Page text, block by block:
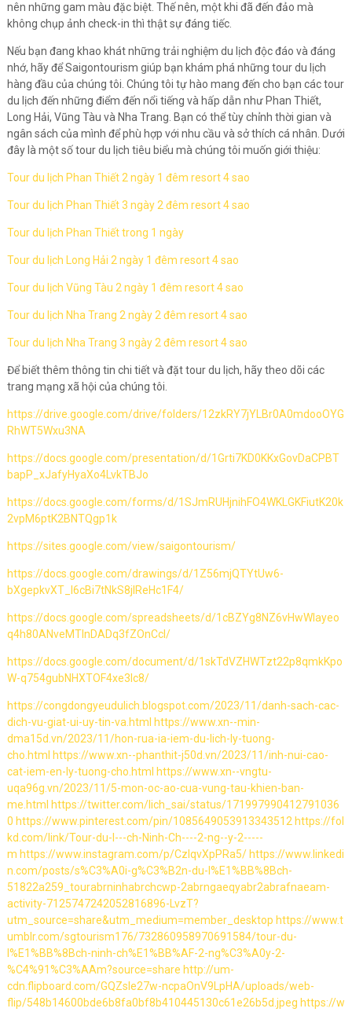
nên những gam màu đặc biệt. Thế nên, một khi đã đến đảo mà
không chụp ảnh check-in thì thật sự đáng tiếc.
Nếu bạn đang khao khát những trải nghiệm du lịch độc đáo và đáng
nhớ, hãy để Saigontourism giúp bạn khám phá những tour du lịch
hàng đầu của chúng tôi. Chúng tôi tự hào mang đến cho bạn các tour
du lịch đến những điểm đến nổi tiếng và hấp dẫn như Phan Thiết,
Long Hải, Vũng Tàu và Nha Trang. Bạn có thể tùy chỉnh thời gian và
ngân sách của mình để phù hợp với nhu cầu và sở thích cá nhân. Dưới
đây là một số tour du lịch tiêu biểu mà chúng tôi muốn giới thiệu:
Tour du lịch Phan Thiết 2 ngày 1 đêm resort 4 sao
Tour du lịch Phan Thiết 3 ngày 2 đêm resort 4 sao
Tour du lịch Phan Thiết trong 1 ngày
Tour du lịch Long Hải 2 ngày 1 đêm resort 4 sao
Tour du lịch Vũng Tàu 2 ngày 1 đêm resort 4 sao
Tour du lịch Nha Trang 2 ngày 2 đêm resort 4 sao
Tour du lịch Nha Trang 3 ngày 2 đêm resort 4 sao
Để biết thêm thông tin chi tiết và đặt tour du lịch, hãy theo dõi các
trang mạng xã hội của chúng tôi.
https://drive.google.com/drive/folders/12zkRY7jYLBr0A0mdooOYG
RhWT5Wxu3NA
https://docs.google.com/presentation/d/1Grti7KD0KKxGovDaCPBT
bapP_xJafyHyaXo4LvkTBJo
https://docs.google.com/forms/d/1SJmRUHjnihFO4WKLGKFiutK20k
2vpM6ptK2BNTQgp1k
https://sites.google.com/view/saigontourism/
https://docs.google.com/drawings/d/1Z56mjQTYtUw6-
bXgepkvXT_l6cBi7tNkS8jIReHc1F4/
https://docs.google.com/spreadsheets/d/1cBZYg8NZ6vHwWIayeo
q4h80ANveMTInDADq3fZOnCcI/
https://docs.google.com/document/d/1skTdVZHWTzt22p8qmkKpo
W-q754gubNHXTOF4xe3Ic8/
https://congdongyeudulich.blogspot.com/2023/11/danh-sach-cac-
dich-vu-giat-ui-uy-tin-va.html https://www.xn--min-
dma15d.vn/2023/11/hon-rua-ia-iem-du-lich-ly-tuong-
cho.html https://www.xn--phanthit-j50d.vn/2023/11/inh-nui-cao-
cat-iem-en-ly-tuong-cho.html https://www.xn--vngtu-
uqa96g.vn/2023/11/5-mon-oc-ao-cua-vung-tau-khien-ban-
me.html https://twitter.com/lich_sai/status/171997990412791036
0 https://www.pinterest.com/pin/1085649053913343512 https://fol
kd.com/link/Tour-du-l---ch-Ninh-Ch----2-ng--y-2-----
m https://www.instagram.com/p/CzIqvXpPRa5/ https://www.linkedi
n.com/posts/s%C3%A0i-g%C3%B2n-du-l%E1%BB%8Bch-
51822a259_tourabrninhabrchcwp-2abrngaeqyabr2abrafnaeam-
activity-7125747242052816896-LvzT?
utm_source=share&utm_medium=member_desktop https://www.t
umblr.com/sgtourism176/732860958970691584/tour-du-
l%E1%BB%8Bch-ninh-ch%E1%BB%AF-2-ng%C3%A0y-2-
%C4%91%C3%AAm?source=share http://um-
cdn.flipboard.com/GQZsle27w-ncpaOnV9LpHA/uploads/web-
flip/548b14600bde6b8fa0bf8b410445130c61e26b5d.jpeg https://w